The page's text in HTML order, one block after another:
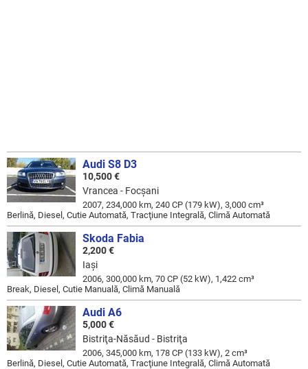
Audi S8 D3
10,500 €
Vrancea - Focşani
2007, 234,000 km, 240 CP (179 kW), 3,000 cm³
Berlină, Diesel, Cutie Automată, Tracţiune Integrală, Climă Automată
Skoda Fabia
2,200 €
Iaşi
2006, 300,000 km, 70 CP (52 kW), 1,422 cm³
Break, Diesel, Cutie Manuală, Climă Manuală
Audi A6
5,000 €
Bistriţa-Năsăud - Bistriţa
2006, 345,000 km, 178 CP (133 kW), 2 cm³
Berlină, Diesel, Cutie Automată, Tracţiune Integrală, Climă Automată